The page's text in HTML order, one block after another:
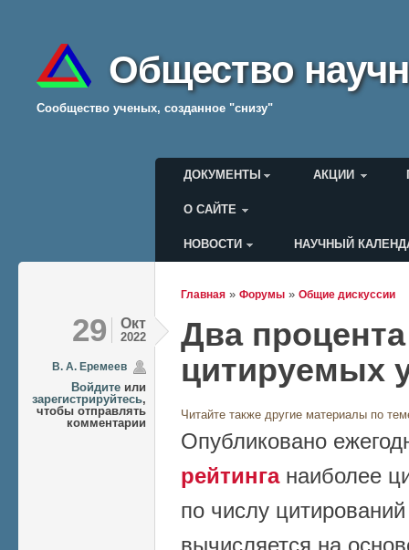
Общество
Cообщество ученых, созданное "снизу"
Главное меню
ДОКУМЕНТЫ АКЦИИ
О САЙТЕ
Меню пользователя
НОВОСТИ НАУЧНЫЙ
Главная » Форумы » Общие дискуссии
29 Окт
2022
В. А. Еремеев
Войдите или
зарегистрируйтесь,
чтобы отправлять
комментарии
Два
цитируемых
Читайте также другие материалы по
Опубликовано
рейтинга наиболее
по числу
вычисляется на